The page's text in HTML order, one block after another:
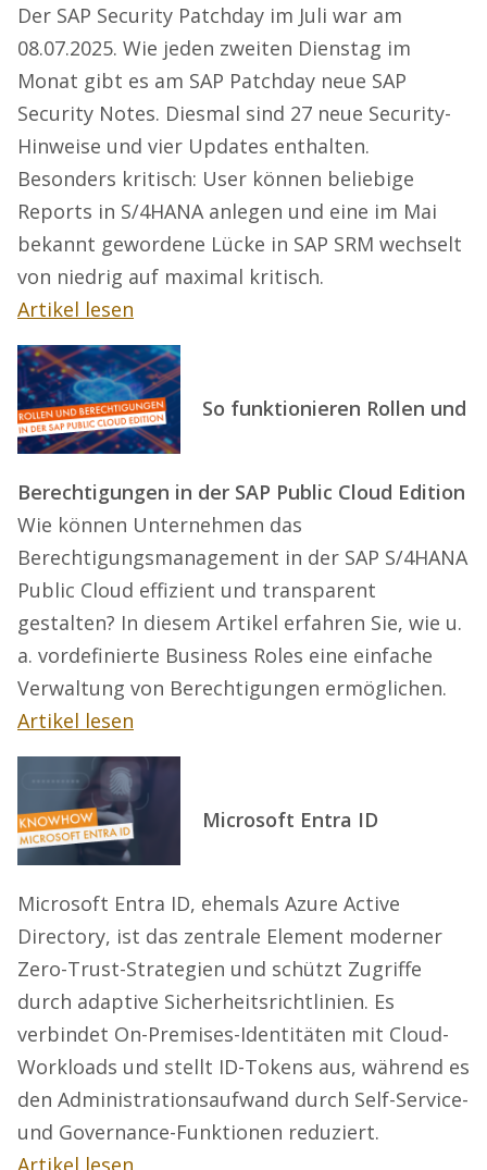
Der SAP Security Patchday im Juli war am
08.07.2025. Wie jeden zweiten Dienstag im
Monat gibt es am SAP Patchday neue SAP
Security Notes. Diesmal sind 27 neue Security-
Hinweise und vier Updates enthalten.
Besonders kritisch: User können beliebige
Reports in S/4HANA anlegen und eine im Mai
bekannt gewordene Lücke in SAP SRM wechselt
von niedrig auf maximal kritisch.
Artikel lesen
So funktionieren Rollen und
Berechtigungen in der SAP Public Cloud Edition
Wie können Unternehmen das
Berechtigungsmanagement in der SAP S/4HANA
Public Cloud effizient und transparent
gestalten? In diesem Artikel erfahren Sie, wie u.
a. vordefinierte Business Roles eine einfache
Verwaltung von Berechtigungen ermöglichen.
Artikel lesen
Microsoft Entra ID
Microsoft Entra ID, ehemals Azure Active
Directory, ist das zentrale Element moderner
Zero-Trust-Strategien und schützt Zugriffe
durch adaptive Sicherheitsrichtlinien. Es
verbindet On-Premises-Identitäten mit Cloud-
Workloads und stellt ID-Tokens aus, während es
den Administrationsaufwand durch Self-Service-
und Governance-Funktionen reduziert.
Artikel lesen